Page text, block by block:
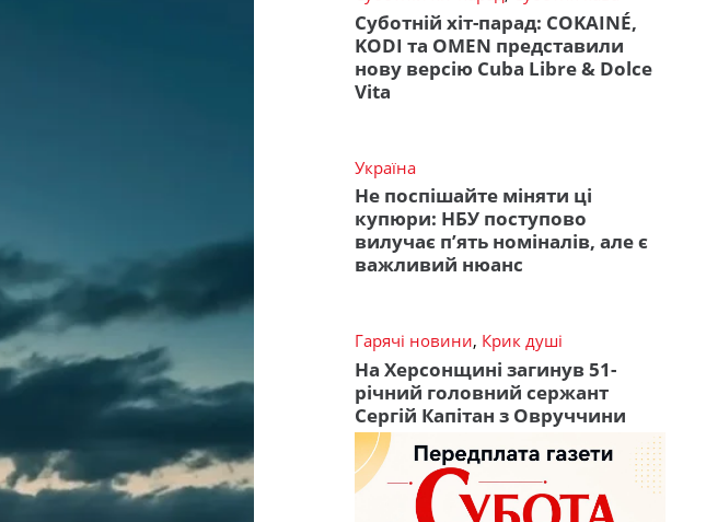
Суботній хіт-парад: COKAINÉ,
KODI та OMEN представили
нову версію Cuba Libre & Dolce
Vita
Україна
Не поспішайте міняти ці
купюри: НБУ поступово
вилучає п’ять номіналів, але є
важливий нюанс
Гарячі новини, Крик душі
На Херсонщині загинув 51-
річний головний сержант
Сергій Капітан з Овруччини